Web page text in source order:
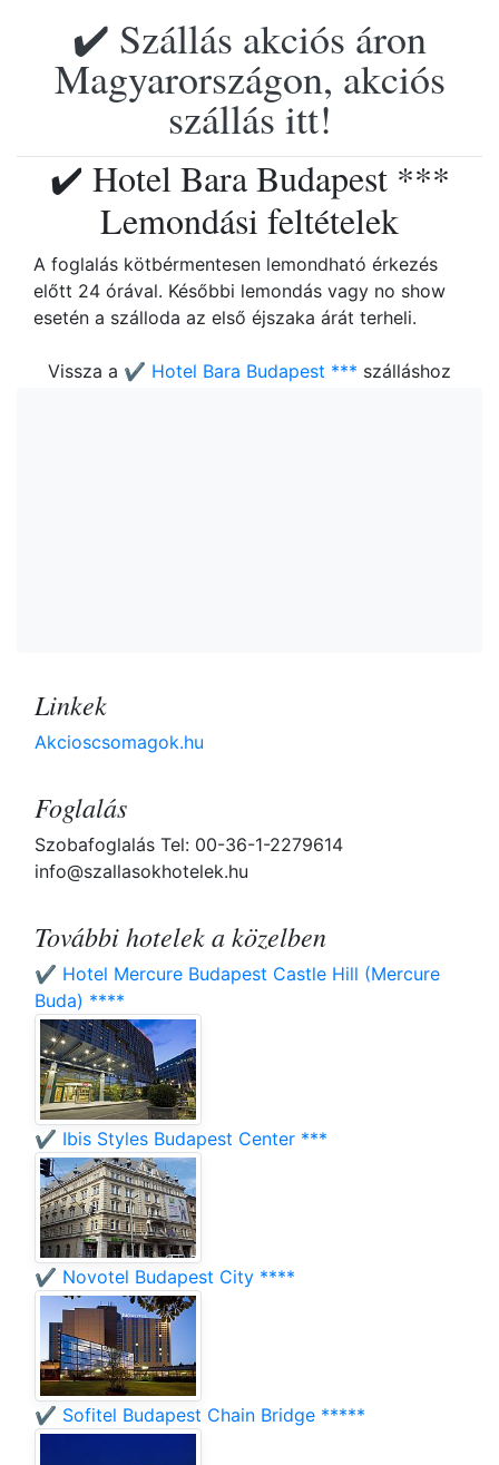
✔️ Szállás akciós áron
Magyarországon, akciós
szállás itt!
✔️ Hotel Bara Budapest ***
Lemondási feltételek
A foglalás kötbérmentesen lemondható érkezés
előtt 24 órával. Későbbi lemondás vagy no show
esetén a szálloda az első éjszaka árát terheli.
Vissza a ✔️ Hotel Bara Budapest *** szálláshoz
Linkek
Akcioscsomagok.hu
Foglalás
Szobafoglalás Tel: 00-36-1-2279614
info@szallasokhotelek.hu
További hotelek a közelben
✔️ Hotel Mercure Budapest Castle Hill (Mercure
Buda) ****
✔️ Ibis Styles Budapest Center ***
✔️ Novotel Budapest City ****
✔️ Sofitel Budapest Chain Bridge *****